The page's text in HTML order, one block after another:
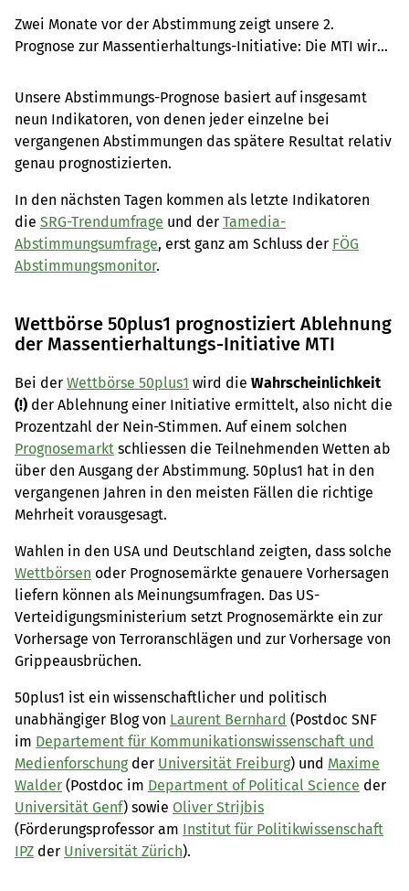
Zwei Monate vor der Abstimmung zeigt unsere 2.
Prognose zur Massentierhaltungs-Initiative: Die MTI wird
nächsten Tagen kommen die ersten «Wellen» der SRG-
Trendumfrage und der Tamedia-Abstimmungsumfrage,
die Genaueres zeigen werden.
Unsere Abstimmungs-Prognose basiert auf insgesamt
neun Indikatoren, von denen jeder einzelne bei
vergangenen Abstimmungen das spätere Resultat relativ
genau prognostizierten.
In den nächsten Tagen kommen als letzte Indikatoren
die SRG-Trendumfrage und der Tamedia-
Abstimmungsumfrage, erst ganz am Schluss der FÖG
Abstimmungsmonitor.
Wettbörse 50plus1 prognostiziert Ablehnung
der Massentierhaltungs-Initiative MTI
Bei der Wettbörse 50plus1 wird die Wahrscheinlichkeit
(!) der Ablehnung einer Initiative ermittelt, also nicht die
Prozentzahl der Nein-Stimmen. Auf einem solchen
Prognosemarkt schliessen die Teilnehmenden Wetten ab
über den Ausgang der Abstimmung. 50plus1 hat in den
vergangenen Jahren in den meisten Fällen die richtige
Mehrheit vorausgesagt.
Wahlen in den USA und Deutschland zeigten, dass solche
Wettbörsen oder Prognosemärkte genauere Vorhersagen
liefern können als Meinungsumfragen. Das US-
Verteidigungsministerium setzt Prognosemärkte ein zur
Vorhersage von Terroranschlägen und zur Vorhersage von
Grippeausbrüchen.
50plus1 ist ein wissenschaftlicher und politisch
unabhängiger Blog von Laurent Bernhard (Postdoc SNF
im Departement für Kommunikationswissenschaft und
Medienforschungder Universität Freiburg) und Maxime
Walder (Postdoc im Department of Political Science der
Universität Genf) sowie Oliver Strijbis
(Förderungsprofessor am Institut für Politikwissenschaft
IPZ der Universität Zürich).